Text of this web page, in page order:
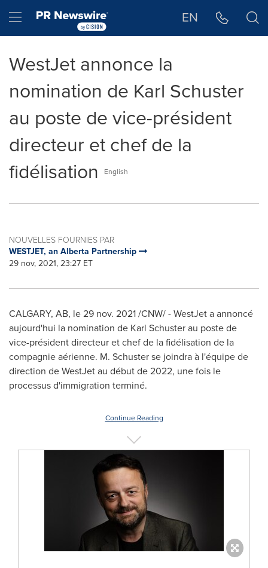
Hamburger menu EN
WestJet annonce la
nomination de Karl Schuster
au poste de vice-président
directeur et chef de la
fidélisation
English
NOUVELLES FOURNIES PAR
WESTJET, an Alberta Partnership
29 nov, 2021, 23:27 ET
CALGARY, AB, le29 nov. 2021/CNW/ - WestJet a annoncé
aujourd'hui la nomination de Karl Schuster au poste de
vice-président directeur et chef de la fidélisation de la
compagnie aérienne. M. Schuster se joindra à l'équipe de
direction de WestJet au début de 2022, une fois le
processus d'immigration terminé.
Continue Reading